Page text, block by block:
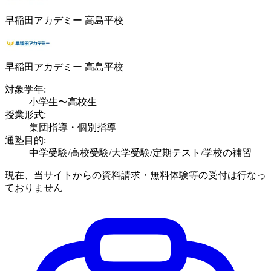
早稲田アカデミー 高島平校
早稲田アカデミー 高島平校
対象学年:
小学生〜高校生
授業形式:
集団指導・個別指導
通塾目的:
中学受験/高校受験/大学受験/定期テスト/学校の補習
現在、当サイトからの資料請求・無料体験等の受付は行なっ
ておりません